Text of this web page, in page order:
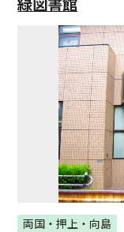
両国・押上・向島